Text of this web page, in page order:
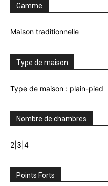
Gamme
Maison traditionnelle
Type de maison
Type de maison : plain-pied
Nombre de chambres
2|3|4
Points Forts